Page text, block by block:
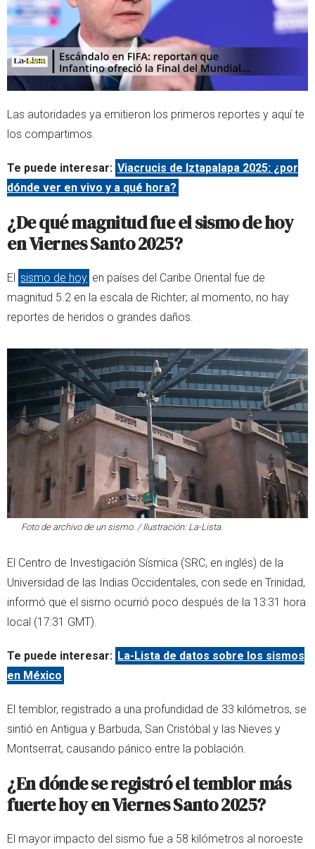
Las autoridades ya emitieron los primeros reportes y aquí te
los compartimos.
Te puede interesar: Viacrucis de Iztapalapa 2025: ¿por
dónde ver en vivo y a qué hora?
¿De qué magnitud fue el sismo de hoy
en Viernes Santo 2025?
El sismo de hoy en países del Caribe Oriental fue de
magnitud 5.2 en la escala de Richter; al momento, no hay
reportes de heridos o grandes daños.
Foto de archivo de un sismo. / Ilustración: La-Lista.
El Centro de Investigación Sísmica (SRC, en inglés) de la
Universidad de las Indias Occidentales, con sede en Trinidad,
informó que el sismo ocurrió poco después de la 13:31 hora
local (17:31 GMT).
Te puede interesar: La-Lista de datos sobre los sismos
en México
El temblor, registrado a una profundidad de 33 kilómetros, se
sintió en Antigua y Barbuda, San Cristóbal y las Nieves y
Montserrat, causando pánico entre la población.
¿En dónde se registró el temblor más
fuerte hoy en Viernes Santo 2025?
El mayor impacto del sismo fue a 58 kilómetros al noroeste